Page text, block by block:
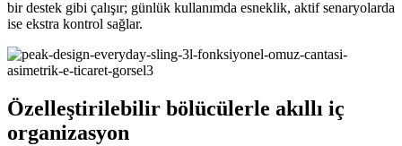
bir destek gibi çalışır; günlük kullanımda esneklik, aktif senaryolarda
ise ekstra kontrol sağlar.
Özelleştirilebilir bölücülerle akıllı iç
organizasyon